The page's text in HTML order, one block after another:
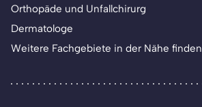
Orthopäde und Unfallchirurg
Dermatologe
Weitere Fachgebiete in der Nähe finden